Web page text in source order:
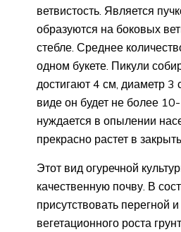
ветвистость. Является
образуются на боковых
стебле. Среднее
одном букете. Пикули
достигают 4 см, диаметр 3
виде он будет не более
нуждается в опылении
прекрасно растет в
Этот вид огуречной
качественную почву. В
присутствовать перегной
вегетационного роста